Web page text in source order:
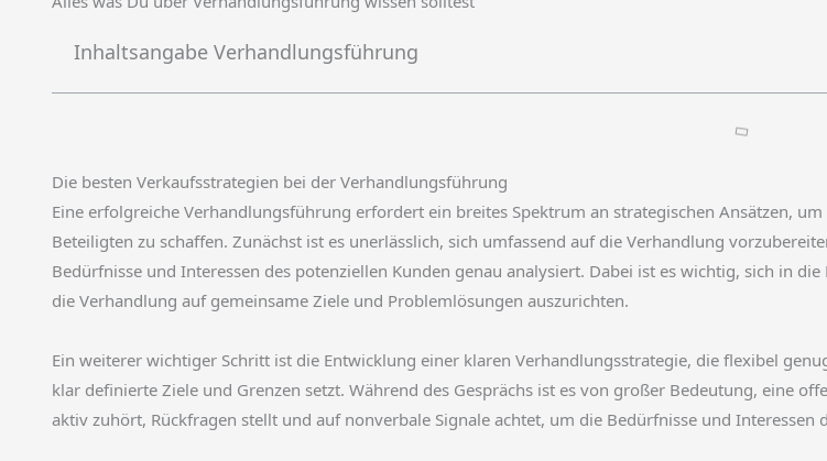
Inhaltsangabe Verhandlungsführung
Die besten Verkaufsstrategien bei der Verhandlungsführung
Eine erfolgreiche Verhandlungsführung erfordert ein breites Spektrum an strategischen Ansätzen,
Beteiligten zu schaffen. Zunächst ist es unerlässlich, sich umfassend auf die Verhandlung
Bedürfnisse und Interessen des potenziellen Kunden genau analysiert. Dabei ist es wichtig, sich in
die Verhandlung auf gemeinsame Ziele und Problemlösungen auszurichten.
Ein weiterer wichtiger Schritt ist die Entwicklung einer klaren Verhandlungsstrategie, die flexibel
klar definierte Ziele und Grenzen setzt. Während des Gesprächs ist es von großer Bedeutung, eine
aktiv zuhört, Rückfragen stellt und auf nonverbale Signale achtet, um die Bedürfnisse und Interessen